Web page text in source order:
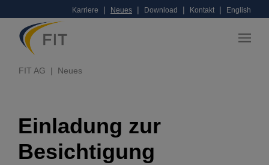
Karriere | Neues | Download | Kontakt | English
FIT AG Neues
Einladung zur
Besichtigung